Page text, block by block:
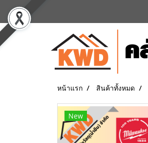
หน้าแรก สินค้าทั้งหมด
New